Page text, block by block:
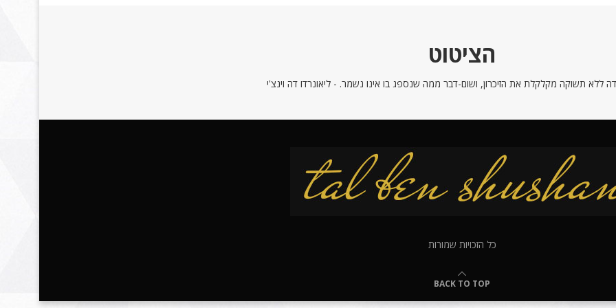
הציטוט
ללא תשוקה מקלקלת את הזיכרון, ושום-דבר ממה שנספג בו אינו נשמר. - ליאונרדו דה וינצ'י
כל הזכויות שמורות
BACK TO TOP